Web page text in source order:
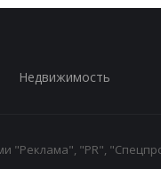
Недвижимость
"Реклама", "PR",